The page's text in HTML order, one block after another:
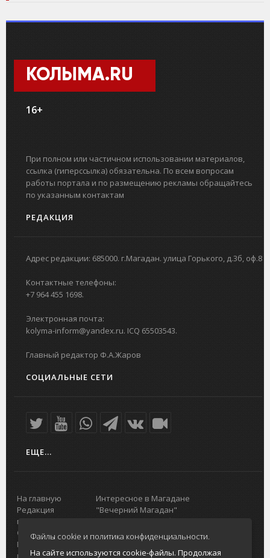
КОЛЫМА.RU
16+
При полном или частичном использовании материалов,
ссылка (гиперссылка) обязательна. По всем вопросам
работы портала и по размещению рекламы обращайтесь
по указанным контактам
РЕДАКЦИЯ
Адрес редакции: 685000. г.Магадан. улица Горького, д.3б, оф.8
Контактные телефоны:
+7 964 455 1698.
Электронная почта:
kolyma-inform@yandex.ru. ICQ 65503543.
Главный редактор Ф.А.Жаров
СОЦИАЛЬНЫЕ СЕТИ
ЕЩЕ...
На главную
Редакция
портала
О проекте
Реклама на
портале
Интересное в Магадане
"Вечерний Магадан"
Городская доска объявлений
Реклама
Главный туристический портал
Колымы
Файлы cookie и политика конфиденциальности.
На сайте используются cookie-файлы. Продолжая